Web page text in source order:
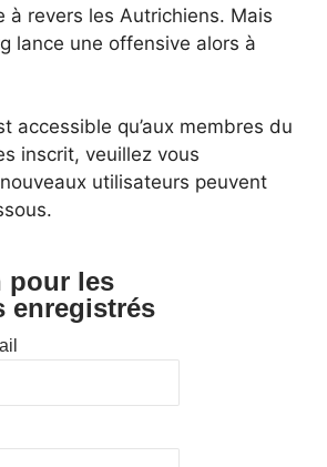
à revers les Autrichiens. Mais
lance une offensive alors à
accessible qu’aux membres du
inscrit, veuillez vous
utilisateurs peuvent
pour les
enregistrés